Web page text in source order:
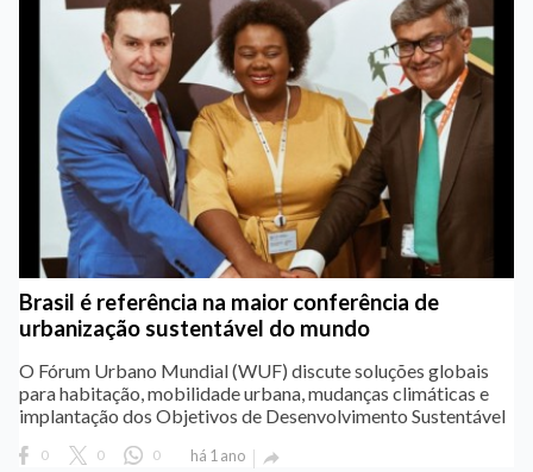
Brasil é referência na maior conferência de
urbanização sustentável do mundo
O Fórum Urbano Mundial (WUF) discute soluções globais
para habitação, mobilidade urbana, mudanças climáticas e
implantação dos Objetivos de Desenvolvimento Sustentável
0 0 0 há 1 ano 